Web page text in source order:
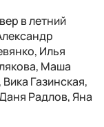
в летний
Илья
Маша
Газинская,
Радлов, Яна